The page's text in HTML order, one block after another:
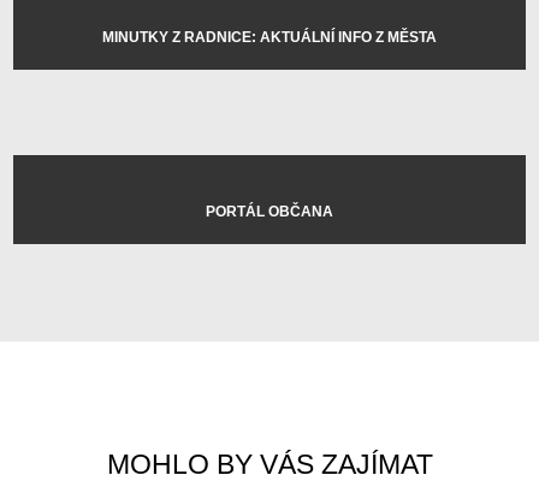
MINUTKY Z RADNICE: AKTUÁLNÍ INFO Z MĚSTA
PORTÁL OBČANA
MOHLO BY VÁS ZAJÍMAT